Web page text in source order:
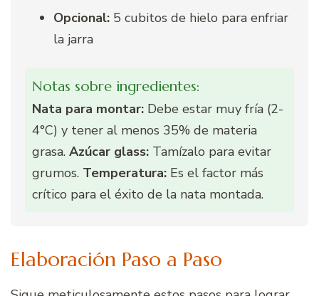
Opcional: 5 cubitos de hielo para enfriar
la jarra
Notas sobre ingredientes:
Nata para montar: Debe estar muy fría (2-
4°C) y tener al menos 35% de materia
grasa. Azúcar glass: Tamízalo para evitar
grumos. Temperatura: Es el factor más
crítico para el éxito de la nata montada.
Elaboración Paso a Paso